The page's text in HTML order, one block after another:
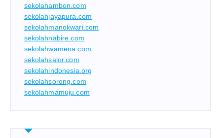
sekolahambon.com
sekolahjayapura.com
sekolahmanokwari.com
sekolahnabire.com
sekolahwamena.com
sekolahsalor.com
sekolahindonesia.org
sekolahsorong.com
sekolahmamuju.com